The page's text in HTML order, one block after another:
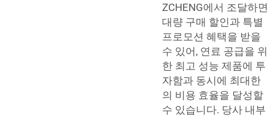
ZCHENG에서 조달하면
대량 구매 할인과 특별
프로모션 혜택을 받을
수 있어, 연료 공급을 위
한 최고 성능 제품에 투
자함과 동시에 최대한
의 비용 효율을 달성할
수 있습니다. 당사 내부